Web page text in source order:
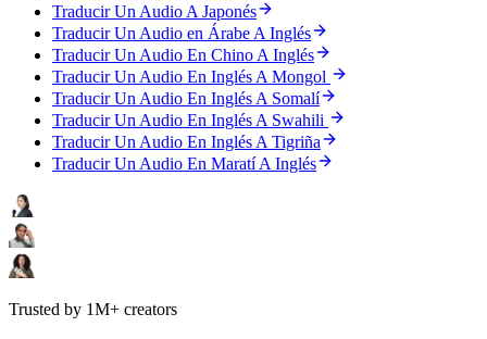
Traducir Un Audio A Japonés
Traducir Un Audio en Árabe A Inglés
Traducir Un Audio En Chino A Inglés
Traducir Un Audio En Inglés A Mongol
Traducir Un Audio En Inglés A Somalí
Traducir Un Audio En Inglés A Swahili
Traducir Un Audio En Inglés A Tigriña
Traducir Un Audio En Maratí A Inglés
Trusted by 1M+ creators